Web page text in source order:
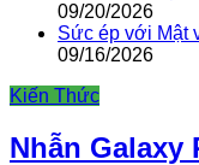
09/20/2026
Sức ép với Mật
09/16/2026
Kiến Thức
Nhẫn